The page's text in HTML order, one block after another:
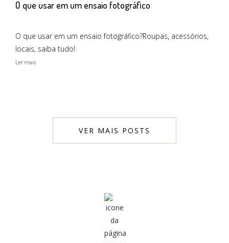
O que usar em um ensaio fotográfico
O que usar em um ensaio fotográfico?Roupas, acessórios,
locais, saiba tudo!
Ler mais
VER MAIS POSTS